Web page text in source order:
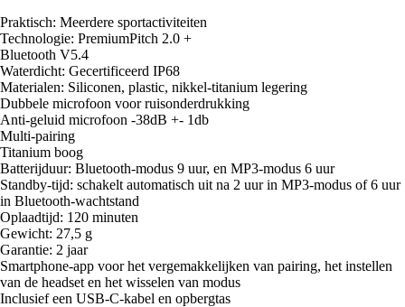
Praktisch: Meerdere sportactiviteiten
Technologie: PremiumPitch 2.0 +
Bluetooth V5.4
Waterdicht: Gecertificeerd IP68
Materialen: Siliconen, plastic, nikkel-titanium legering
Dubbele microfoon voor ruisonderdrukking
Anti-geluid microfoon -38dB +- 1db
Multi-pairing
Titanium boog
Batterijduur: Bluetooth-modus 9 uur, en MP3-modus 6 uur
Standby-tijd: schakelt automatisch uit na 2 uur in MP3-modus of 6 uur
in Bluetooth-wachtstand
Oplaadtijd: 120 minuten
Gewicht: 27,5 g
Garantie: 2 jaar
Smartphone-app voor het vergemakkelijken van pairing, het instellen
van de headset en het wisselen van modus
Inclusief een USB-C-kabel en opbergtas